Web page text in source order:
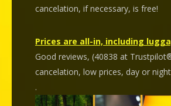
cancelation, if necessary, is free!
Prices are all-in, including
Good reviews, (40838 at
cancelation, low prices, day or
.